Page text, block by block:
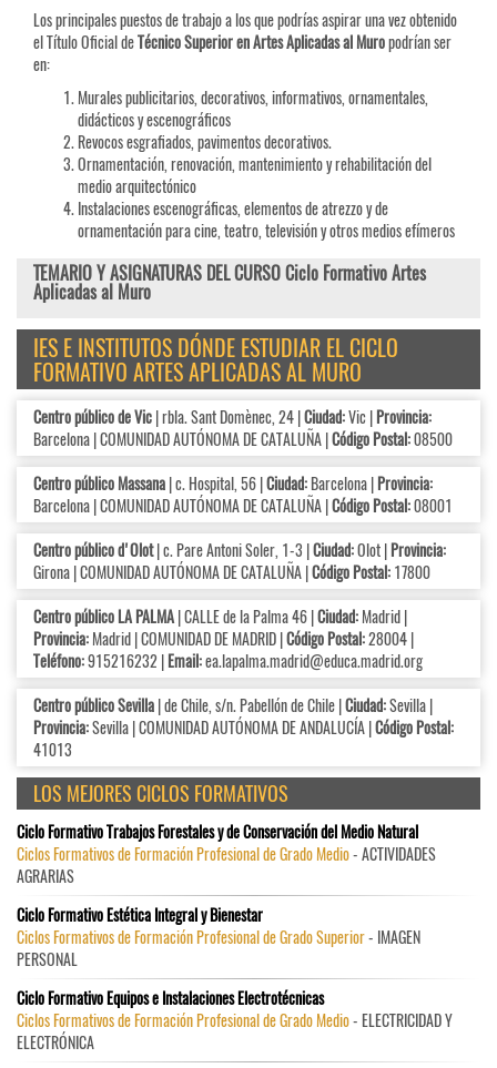
Los principales puestos de trabajo a los que podrías aspirar una vez obtenido
el Título Oficial deTécnico Superior en Artes Aplicadas al Muropodrían ser
en:
Murales publicitarios, decorativos, informativos, ornamentales,
didácticos y escenográficos
Revocos esgrafiados, pavimentos decorativos.
Ornamentación, renovación, mantenimiento y rehabilitación del
medio arquitectónico
Instalaciones escenográficas, elementos de atrezzo y de
ornamentación para cine, teatro, televisión y otros medios efímeros
TEMARIO Y ASIGNATURAS DEL CURSO Ciclo Formativo Artes
Aplicadas al Muro
IES E INSTITUTOS DÓNDE ESTUDIAR EL CICLO
FORMATIVO ARTES APLICADAS AL MURO
Centro público de Vic| rbla. Sant Domènec, 24 |Ciudad:Vic |Provincia:
Barcelona | COMUNIDAD AUTÓNOMA DE CATALUÑA |Código Postal:08500
Centro público Massana| c. Hospital, 56 |Ciudad:Barcelona |Provincia:
Barcelona | COMUNIDAD AUTÓNOMA DE CATALUÑA |Código Postal:08001
Centro público d'Olot| c. Pare Antoni Soler, 1-3 |Ciudad:Olot |Provincia:
Girona | COMUNIDAD AUTÓNOMA DE CATALUÑA |Código Postal:17800
Centro público LA PALMA| CALLE de la Palma 46 |Ciudad:Madrid |
Provincia:Madrid | COMUNIDAD DE MADRID |Código Postal:28004 |
Teléfono:915216232 |Email:ea.lapalma.madrid@educa.madrid.org
Centro público Sevilla| de Chile, s/n. Pabellón de Chile |Ciudad:Sevilla |
Provincia:Sevilla | COMUNIDAD AUTÓNOMA DE ANDALUCÍA |Código Postal:
41013
LOS MEJORES CICLOS FORMATIVOS
Ciclo Formativo Trabajos Forestales y de Conservación del Medio Natural
Ciclos Formativos de Formación Profesional de Grado Medio- ACTIVIDADES
AGRARIAS
Ciclo Formativo Estética Integral y Bienestar
Ciclos Formativos de Formación Profesional de Grado Superior- IMAGEN
PERSONAL
Ciclo Formativo Equipos e Instalaciones Electrotécnicas
Ciclos Formativos de Formación Profesional de Grado Medio- ELECTRICIDAD Y
ELECTRÓNICA